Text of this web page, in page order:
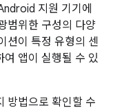
지원 기기에
범위한 구성의 다양
션이 특정 유형의 센
여 앱이 실행될 수 있
방법으로 확인할 수